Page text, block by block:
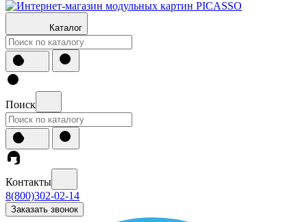
Каталог
Поиск
Контакты
8(800)302-02-14
Заказать звонок